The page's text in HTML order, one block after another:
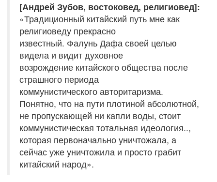
[Андрей Зубов, востоковед, религиовед]:
«Традиционный китайский путь мне как
религиоведу прекрасно
известный. Фалунь Дафа своей целью
видела и видит духовное
возрождение китайского общества после
страшного периода
коммунистического авторитаризма.
Понятно, что на пути плотиной абсолютной,
не пропускающей ни капли воды, стоит
коммунистическая тотальная идеология..,
которая первоначально уничтожала, а
сейчас уже уничтожила и просто грабит
китайский народ».